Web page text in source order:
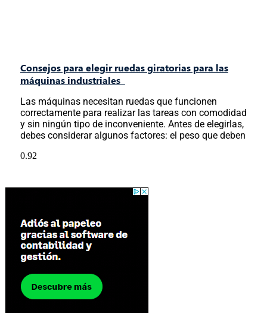
Consejos para elegir ruedas giratorias para las
máquinas industriales
Las máquinas necesitan ruedas que funcionen
correctamente para realizar las tareas con comodidad
y sin ningún tipo de inconveniente. Antes de elegirlas,
debes considerar algunos factores: el peso que deben